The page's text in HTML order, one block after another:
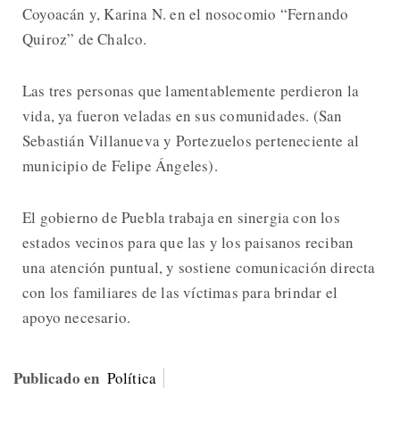
Coyoacán y, Karina N. en el nosocomio “Fernando
Quiroz” de Chalco.
Las tres personas que lamentablemente perdieron la
vida, ya fueron veladas en sus comunidades. (San
Sebastián Villanueva y Portezuelos perteneciente al
municipio de Felipe Ángeles).
El gobierno de Puebla trabaja en sinergia con los
estados vecinos para que las y los paisanos reciban
una atención puntual, y sostiene comunicación directa
con los familiares de las víctimas para brindar el
apoyo necesario.
Publicado en Política